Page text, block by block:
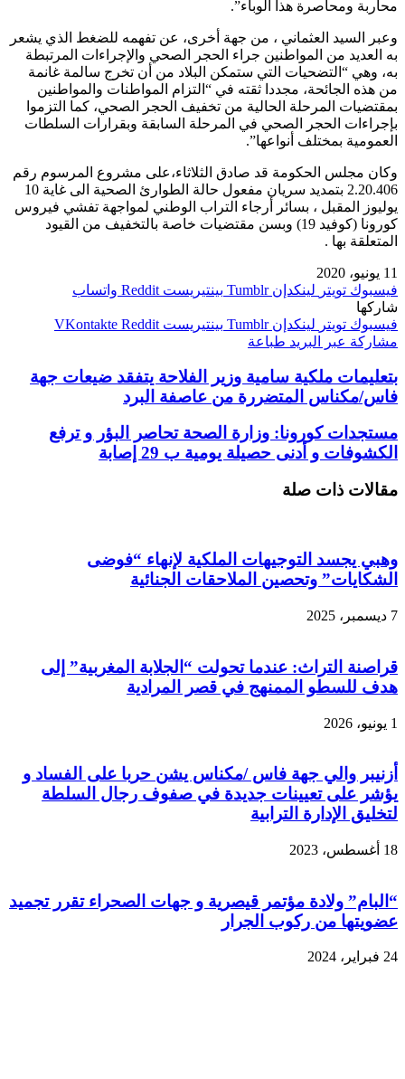
محاربة ومحاصرة هذا الوباء”.
وعبر السيد العثماني ، من جهة أخرى، عن تفهمه للضغط الذي يشعر
به العديد من المواطنين جراء الحجر الصحي والإجراءات المرتبطة
به، وهي “التضحيات التي ستمكن البلاد من أن تخرج سالمة غانمة
من هذه الجائحة، مجددا ثقته في “التزام المواطنات والمواطنين
بمقتضيات المرحلة الحالية من تخفيف الحجر الصحي، كما التزموا
بإجراءات الحجر الصحي في المرحلة السابقة وبقرارات السلطات
العمومية بمختلف أنواعها”.
وكان مجلس الحكومة قد صادق الثلاثاء،على مشروع المرسوم رقم
2.20.406 بتمديد سريان مفعول حالة الطوارئ الصحية الى غاية 10
يوليوز المقبل ، بسائر أرجاء التراب الوطني لمواجهة تفشي فيروس
كورونا (كوفيد 19) وبسن مقتضيات خاصة بالتخفيف من القيود
المتعلقة بها .
11 يونيو، 2020
فيسبوك تويتر لينكدإن بينتيريست
واتساب
شاركها
فيسبوك تويتر لينكدإن بينتيريست
مشاركة عبر البريد طباعة
بتعليمات ملكية سامية وزير الفلاحة يتفقد ضيعات جهة
فاس/مكناس المتضررة من عاصفة البرد
مستجدات كورونا: وزارة الصحة تحاصر البؤر و ترفع
الكشوفات و أدنى حصيلة يومية ب 29 إصابة
مقالات ذات صلة
وهبي يجسد التوجيهات الملكية لإنهاء “فوضى
الشكايات” وتحصين الملاحقات الجنائية
7 ديسمبر، 2025
قراصنة التراث: عندما تحولت “الجلابة المغربية” إلى
هدف للسطو الممنهج في قصر المرادية
1 يونيو، 2026
أزنيبر والي جهة فاس /مكناس يشن حربا على الفساد و
يؤشر على تعيينات جديدة في صفوف رجال السلطة
لتخليق الإدارة الترابية
18 أغسطس، 2023
“البام” ولادة مؤتمر قيصرية و جهات الصحراء تقرر تجميد
عضويتها من ركوب الجرار
24 فبراير، 2024